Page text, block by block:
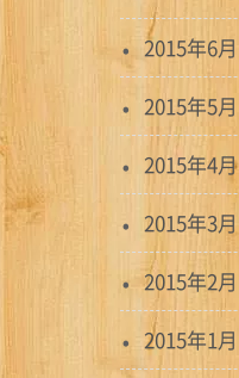
2015年6月
2015年5月
2015年4月
2015年3月
2015年2月
2015年1月